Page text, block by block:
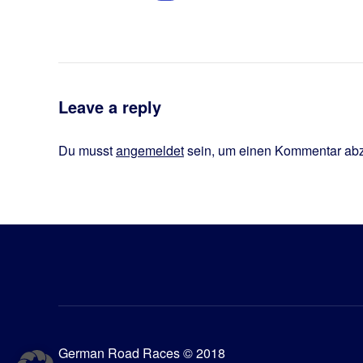
Leave a reply
Du musstangemeldetsein, um einen Kommentar
German Road Races © 2018